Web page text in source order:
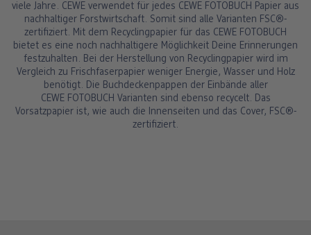
viele Jahre. CEWE verwendet für jedes CEWE FOTOBUCH Papier aus
nachhaltiger Forstwirtschaft. Somit sind alle Varianten FSC®-
zertifiziert. Mit dem Recyclingpapier für das CEWE FOTOBUCH
bietet es eine noch nachhaltigere Möglichkeit Deine Erinnerungen
festzuhalten. Bei der Herstellung von Recyclingpapier wird im
Vergleich zu Frischfaserpapier weniger Energie, Wasser und Holz
benötigt. Die Buchdeckenpappen der Einbände aller
CEWE FOTOBUCH Varianten sind ebenso recycelt. Das
Vorsatzpapier ist, wie auch die Innenseiten und das Cover, FSC®-
zertifiziert.